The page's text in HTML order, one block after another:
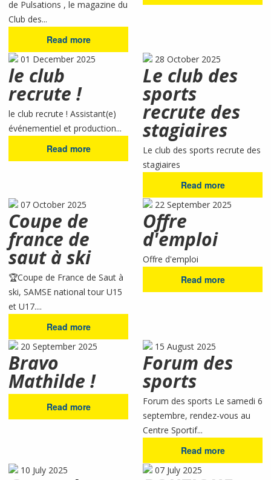
de Pulsations , le magazine du
Club des...
Read more
01 December 2025
le club
recrute !
le club recrute ! Assistant(e)
événementiel et production...
Read more
28 October 2025
Le club des
sports
recrute des
stagiaires
Le club des sports recrute des
stagiaires
Read more
07 October 2025
Coupe de
france de
saut à ski
🏆Coupe de France de Saut à
ski, SAMSE national tour U15
et U17....
Read more
22 September 2025
Offre
d'emploi
Offre d'emploi
Read more
20 September 2025
Bravo
Mathilde !
Read more
15 August 2025
Forum des
sports
Forum des sports Le samedi 6
septembre, rendez-vous au
Centre Sportif...
Read more
10 July 2025 07 July 2025